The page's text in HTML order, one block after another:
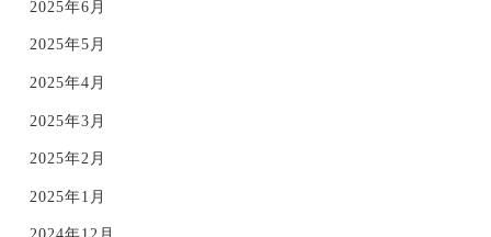
2025年6月
2025年5月
2025年4月
2025年3月
2025年2月
2025年1月